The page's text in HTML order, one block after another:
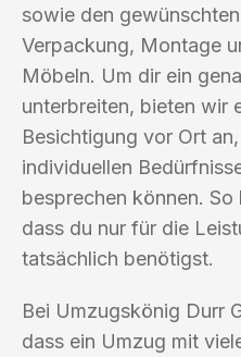
sowie den
Verpackung, Montage
Möbeln. Um dir ein
unterbreiten, bieten wir
Besichtigung vor Ort
individuellen
besprechen können.
dass du nur für die
tatsächlich benötigst.
Bei Umzugskönig Durr
dass ein Umzug mit